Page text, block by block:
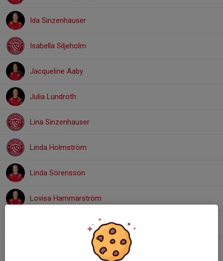
Ida Sinzenhauser
Isabella Siljeholm
Jacqueline Aaby
Julia Lundroth
Lina Sinzenhauser
Linda Holmström
Linda Sörensson
Lovisa Hammarström